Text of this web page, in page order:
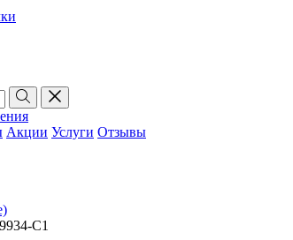
Акции Услуги Отзывы
C1